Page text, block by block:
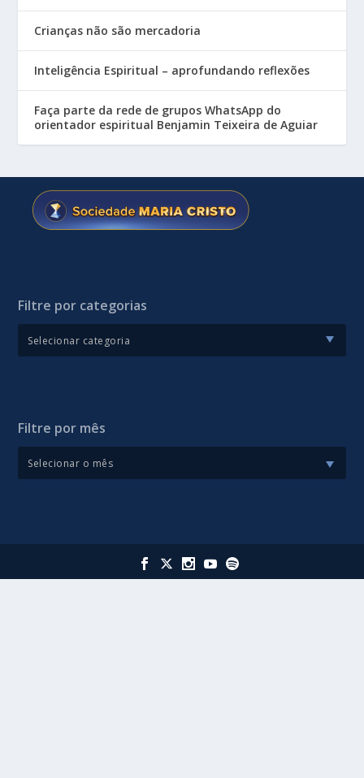
Crianças não são mercadoria
Inteligência Espiritual – aprofundando reflexões
Faça parte da rede de grupos WhatsApp do
orientador espiritual Benjamin Teixeira de Aguiar
Filtre por categorias
Filtre por mês